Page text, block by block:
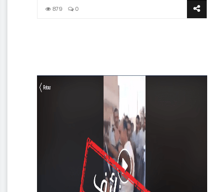
879 0